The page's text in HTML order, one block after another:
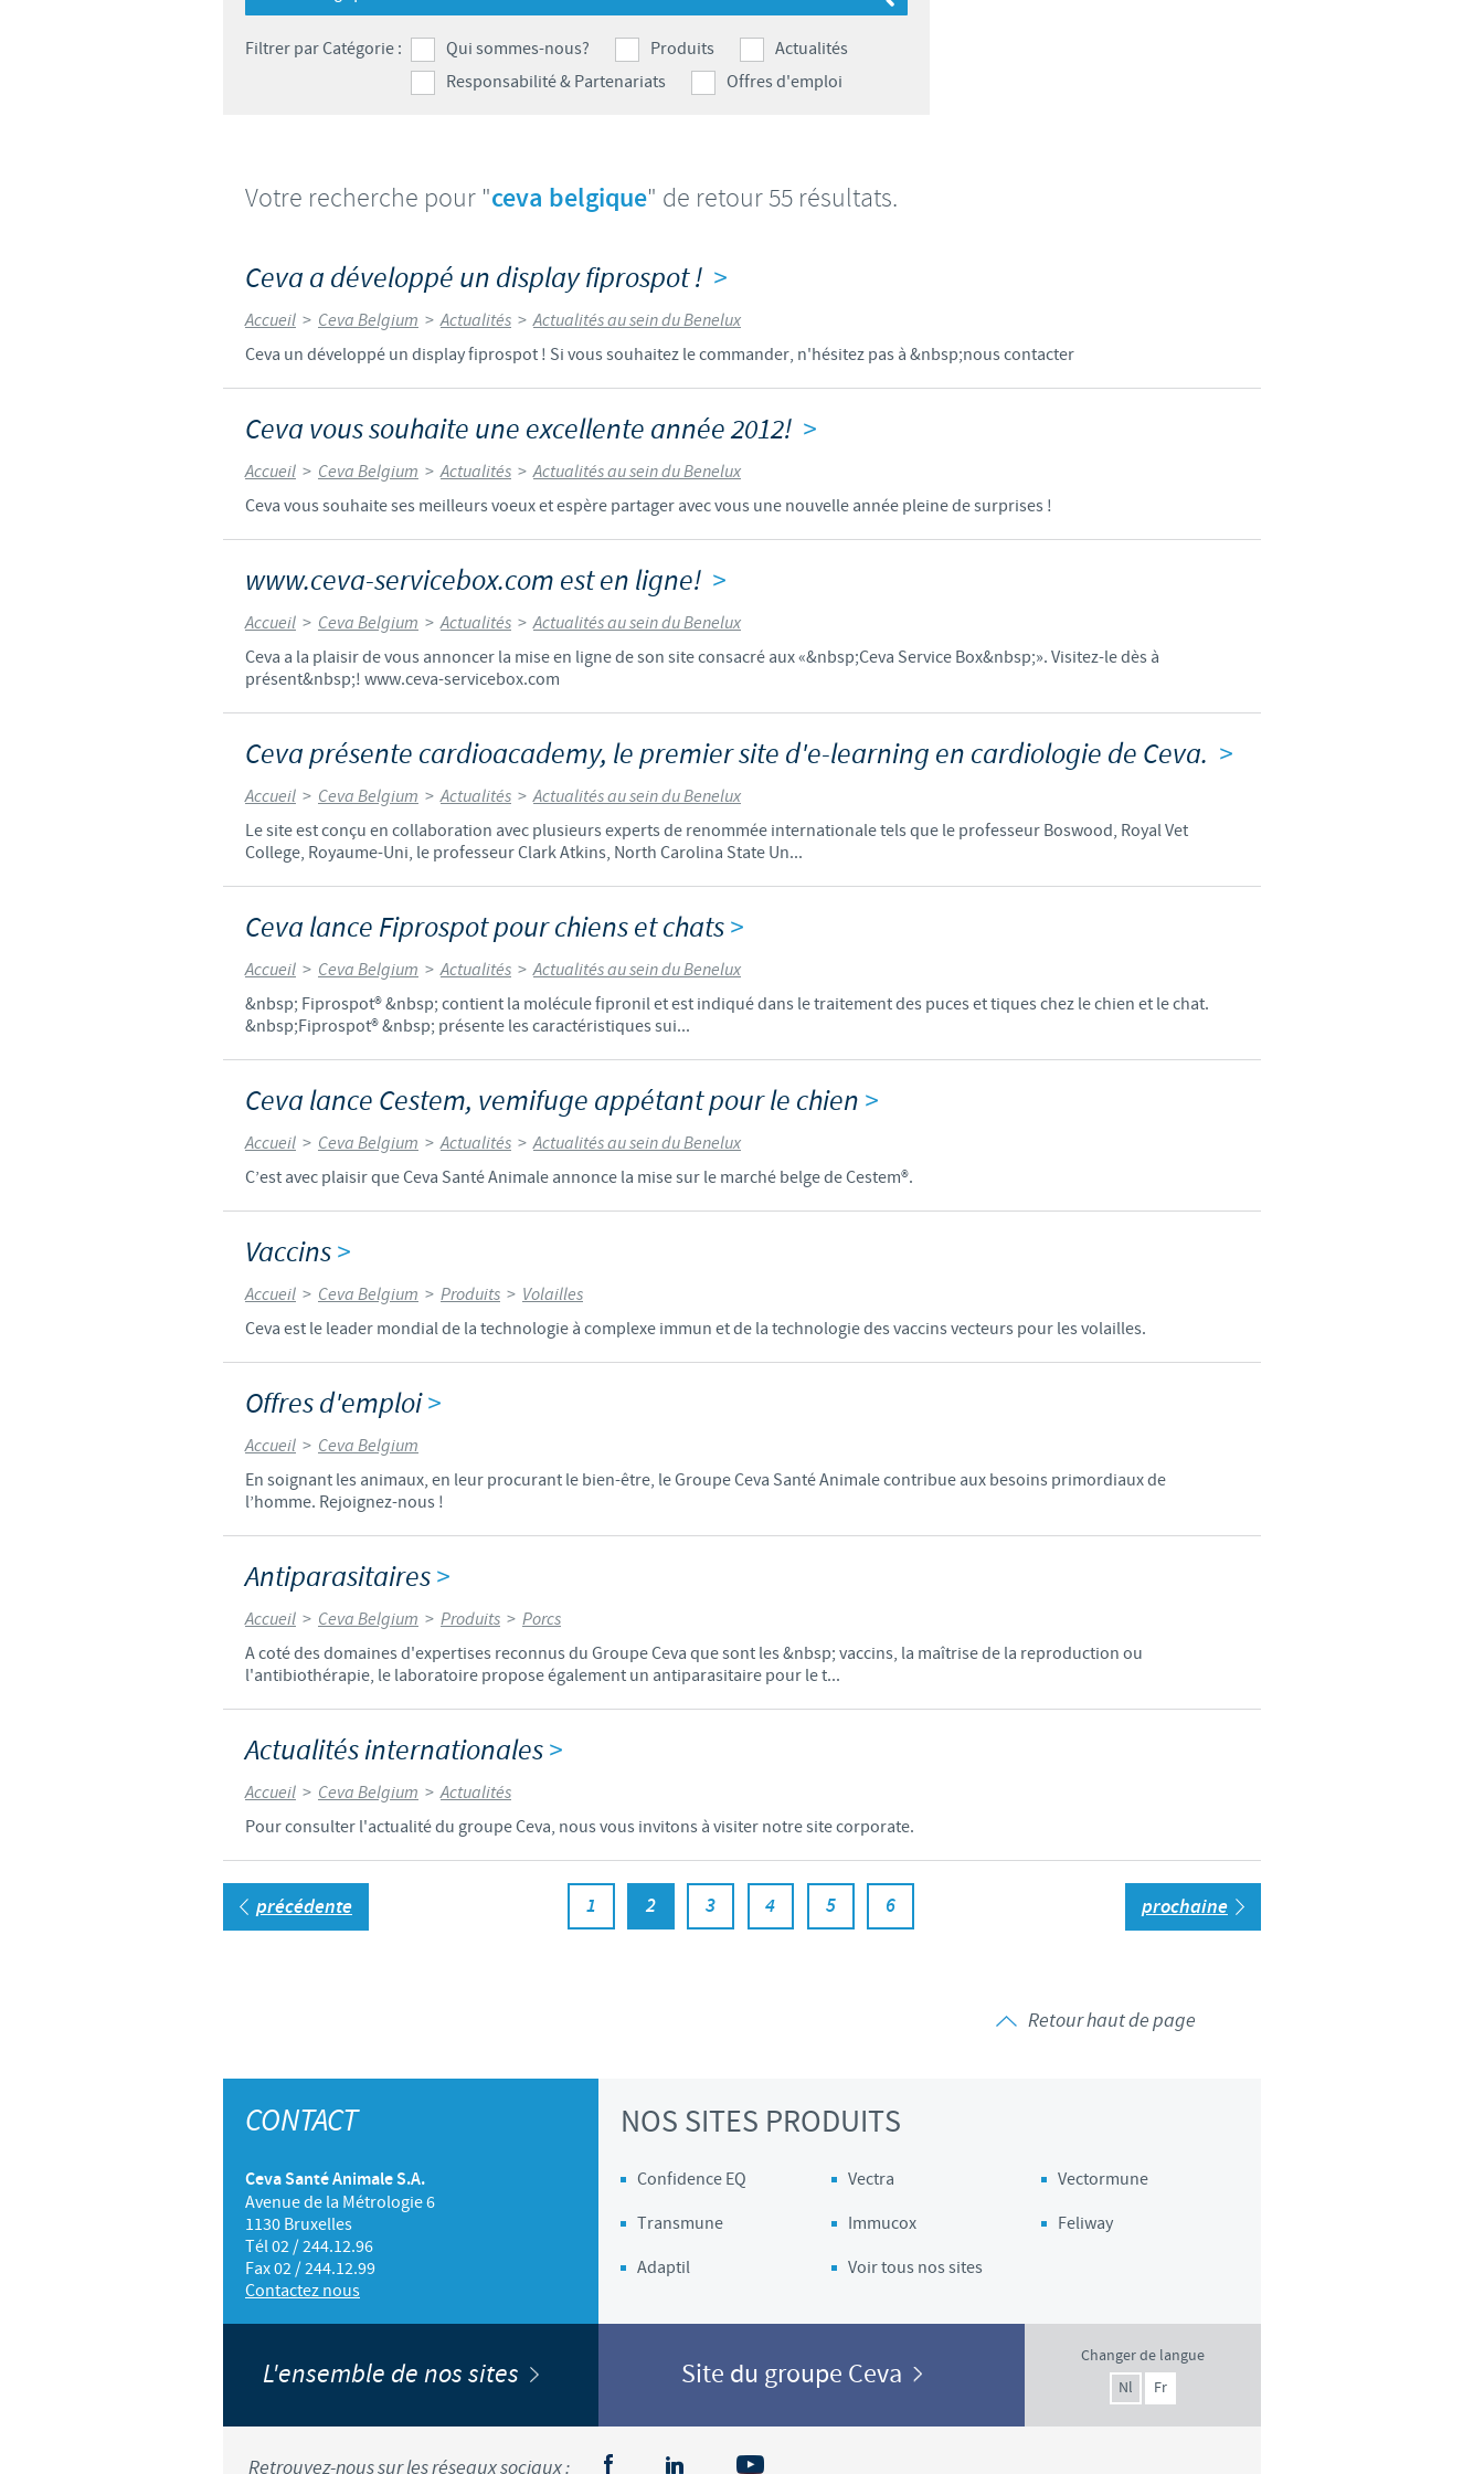
Bulgaria
Colombia
Denmark
Korea
Peru
pertinente à l'usage dans votre pays.
Filtrer par Catégorie : Qui sommes-nous? Produits
Actualités
Responsabilité & Partenariats
Offres d'emploi
Votre recherche pour "ceva belgique" de retour 55 résultats.
Ceva a développé un display fiprospot ! >
Accueil > Ceva Belgium > Actualités > Actualités au sein du Benelux
Ceva un développé un display fiprospot ! Si vous souhaitez le commander, n'hésitez pas à &nbsp;nous contacter
Ceva vous souhaite une excellente année 2012! >
Accueil > Ceva Belgium > Actualités > Actualités au sein du Benelux
Ceva vous souhaite ses meilleurs voeux et espère partager avec vous une nouvelle année pleine de surprises !
www.ceva-servicebox.com est en ligne! >
Accueil > Ceva Belgium > Actualités > Actualités au sein du Benelux
Ceva a la plaisir de vous annoncer la mise en ligne de son site consacré aux «&nbsp;Ceva Service Box&nbsp;». Visitez-le dès à
présent&nbsp;! www.ceva-servicebox.com
Ceva présente cardioacademy, le premier site d'e-learning en cardiologie de Ceva. >
Accueil > Ceva Belgium > Actualités > Actualités au sein du Benelux
Le site est conçu en collaboration avec plusieurs experts de renommée internationale tels que le professeur Boswood, Royal Vet
College, Royaume-Uni, le professeur Clark Atkins, North Carolina State Un...
Ceva lance Fiprospot pour chiens et chats>
Accueil > Ceva Belgium > Actualités > Actualités au sein du Benelux
&nbsp; Fiprospot® &nbsp; contient la molécule fipronil et est indiqué dans le traitement des puces et tiques chez le chien et le chat.
&nbsp;Fiprospot® &nbsp; présente les caractéristiques sui...
Ceva lance Cestem, vemifuge appétant pour le chien >
Accueil > Ceva Belgium > Actualités > Actualités au sein du Benelux
C’est avec plaisir que Ceva Santé Animale annonce la mise sur le marché belge de Cestem®.
Vaccins>
Accueil > Ceva Belgium > Produits > Volailles
Ceva est le leader mondial de la technologie à complexe immun et de la technologie des vaccins vecteurs pour les volailles.
Offres d'emploi>
Accueil > Ceva Belgium
En soignant les animaux, en leur procurant le bien-être, le Groupe Ceva Santé Animale contribue aux besoins primordiaux de
l’homme. Rejoignez-nous !
Antiparasitaires>
Accueil > Ceva Belgium > Produits > Porcs
A coté des domaines d'expertises reconnus du Groupe Ceva que sont les &nbsp; vaccins, la maîtrise de la reproduction ou
l'antibiothérapie, le laboratoire propose également un antiparasitaire pour le t...
Actualités internationales>
Accueil > Ceva Belgium > Actualités
Pour consulter l'actualité du groupe Ceva, nous vous invitons à visiter notre site corporate.
précédente 1 2 3 4 5 6 prochaine
Retour haut de page
CONTACT
Ceva Santé Animale S.A.
Avenue de la Métrologie 6
1130 Bruxelles
Tél 02 / 244.12.96
Fax 02 / 244.12.99
Contactez nous
NOS SITES PRODUITS
Confidence EQ Vectra
Vectormune
Transmune
Immucox
Feliway
Adaptil
Voir tous nos sites
L'ensemble de nos sites Site du groupe Ceva
Changer de langue
Nl
Fr
Retrouvez-nous sur les réseaux sociaux :